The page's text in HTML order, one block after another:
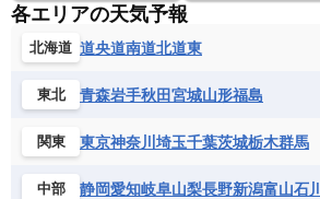
各エリアの天気予報
北海道 道央道南道北道東
東北 青森岩手秋田宮城山形福島
関東 東京神奈川 埼玉千葉茨城栃木群馬
中部 静岡愛知岐阜山梨長野新潟富山石川